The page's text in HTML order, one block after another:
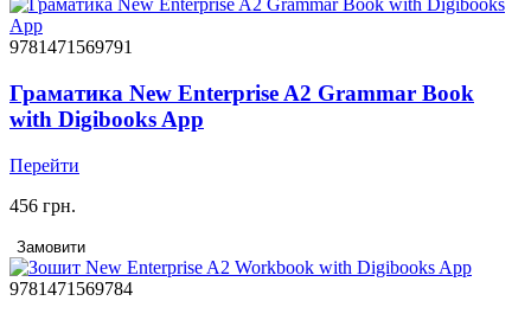
9781471569791
Граматика New Enterprise A2 Grammar Book
with Digibooks App
Перейти
456 грн.
Замовити
9781471569784